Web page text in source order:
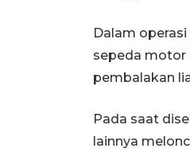
Dalam
sepeda motor
pembalakan
Pada saat
lainnya